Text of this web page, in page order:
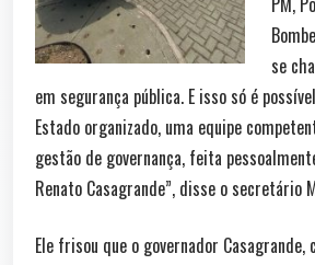
se
em segurança pública. E isso só é
Estado organizado, uma equipe
gestão de governança, feita
Renato Casagrande”, disse o secretário
Ele frisou que o governador Casagrande,